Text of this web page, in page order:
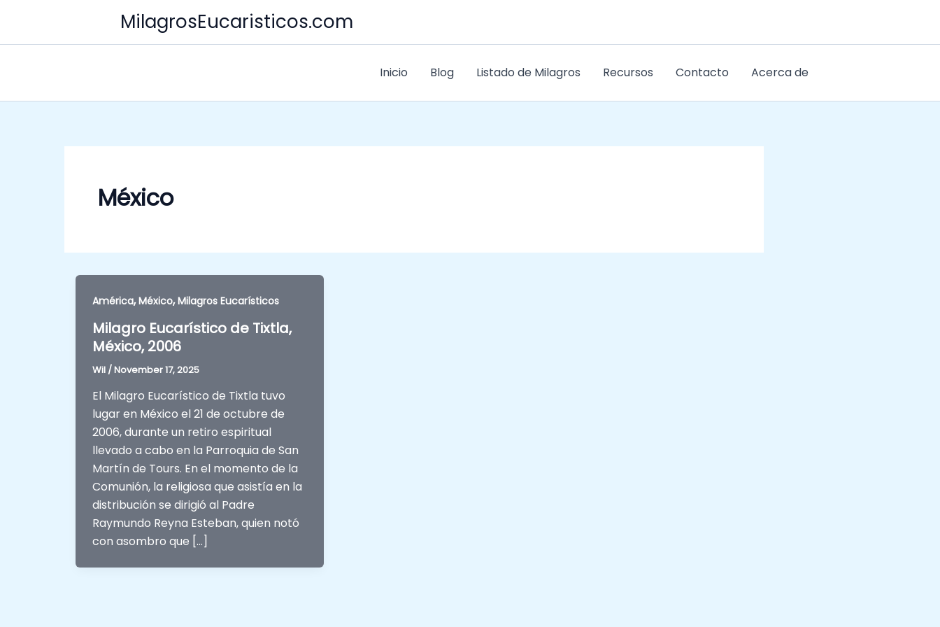
content
MilagrosEucaristicos.com
Inicio Blog Listado de Milagros Recursos Contacto Acerca de
México
América,México,Milagros Eucarísticos
Milagro Eucarístico de Tixtla,
México, 2006
Wil /November 17, 2025
El Milagro Eucarístico de Tixtla tuvo
lugar en México el 21 de octubre de
2006, durante un retiro espiritual
llevado a cabo en la Parroquia de San
Martín de Tours. En el momento de la
Comunión, la religiosa que asistía en la
distribución se dirigió al Padre
Raymundo Reyna Esteban, quien notó
con asombro que […]